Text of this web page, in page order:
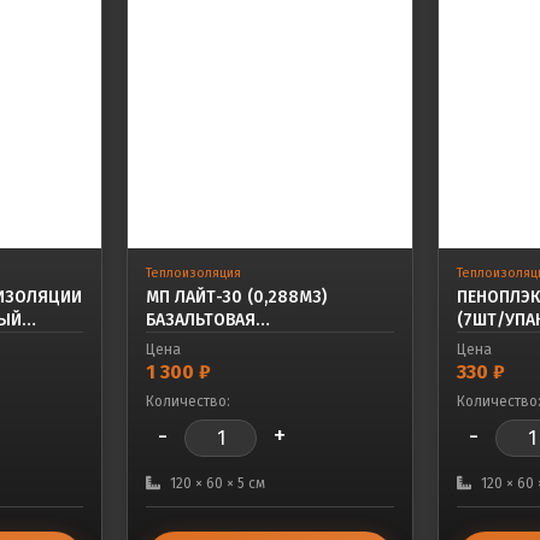
Теплоизоляция
МП ЛАЙТ-30 (0,288М3)
БАЗАЛЬТОВАЯ
ТЕПЛОИЗОЛЯЦИЯ
Цена
1 300 ₽
Количество:
- +
120 × 60 × 5 см
(7ШТ/
Цена
330 ₽
Количество:
-
120 × 60